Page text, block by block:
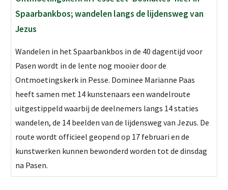
Spaarbankbos; wandelen langs de lijdensweg van
Jezus
Wandelen in het Spaarbankbos in de 40 dagentijd voor
Pasen wordt in de lente nog mooier door de
Ontmoetingskerk in Pesse. Dominee Marianne Paas
heeft samen met 14 kunstenaars een wandelroute
uitgestippeld waarbij de deelnemers langs 14 staties
wandelen, de 14 beelden van de lijdensweg van Jezus. De
route wordt officieel geopend op 17 februari en de
kunstwerken kunnen bewonderd worden tot de dinsdag
na Pasen.